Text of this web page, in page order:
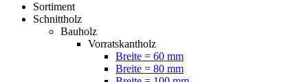
Sortiment
Schnittholz
Bauholz
Vorratskantholz
Breite = 60 mm
Breite = 80 mm